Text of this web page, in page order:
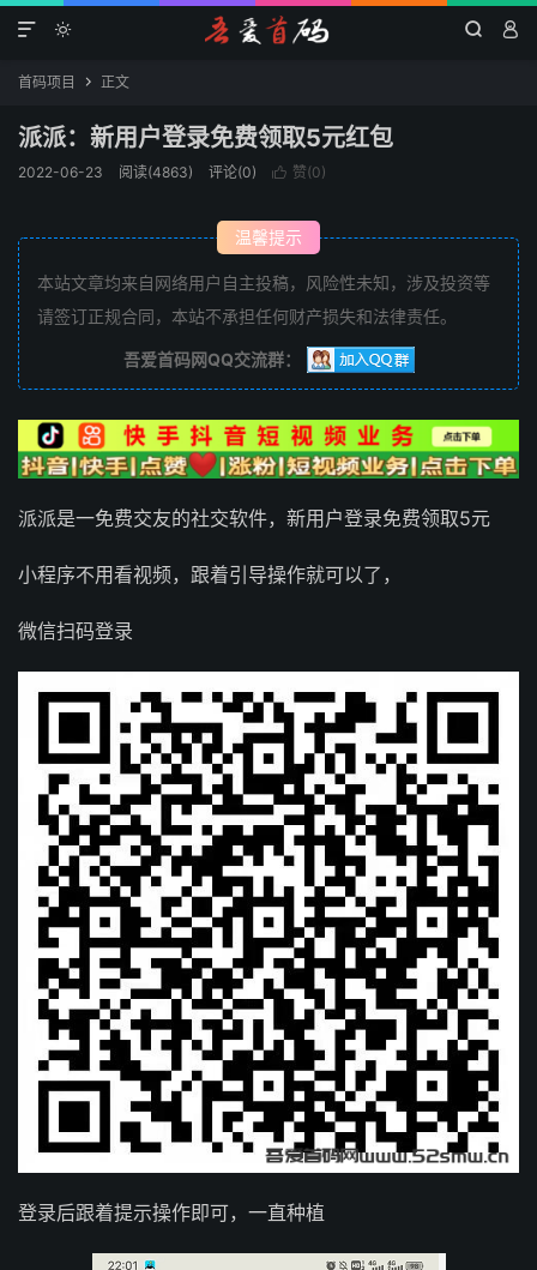
  

首码项目  正文
派派：新用户登录免费领取5元红包
2022-06-23 阅读(4863) 评论(0)  赞(0)
温馨提示
本站文章均来自网络用户自主投稿，风险性未知，涉及投资等
请签订正规合同，本站不承担任何财产损失和法律责任。
吾爱首码网QQ交流群：
派派是一免费交友的社交软件，新用户登录免费领取5元
小程序不用看视频，跟着引导操作就可以了，
微信扫码登录
登录后跟着提示操作即可，一直种植